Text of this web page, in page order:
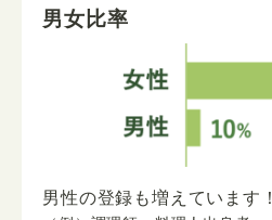
男女比率
男性の登録も増えています！